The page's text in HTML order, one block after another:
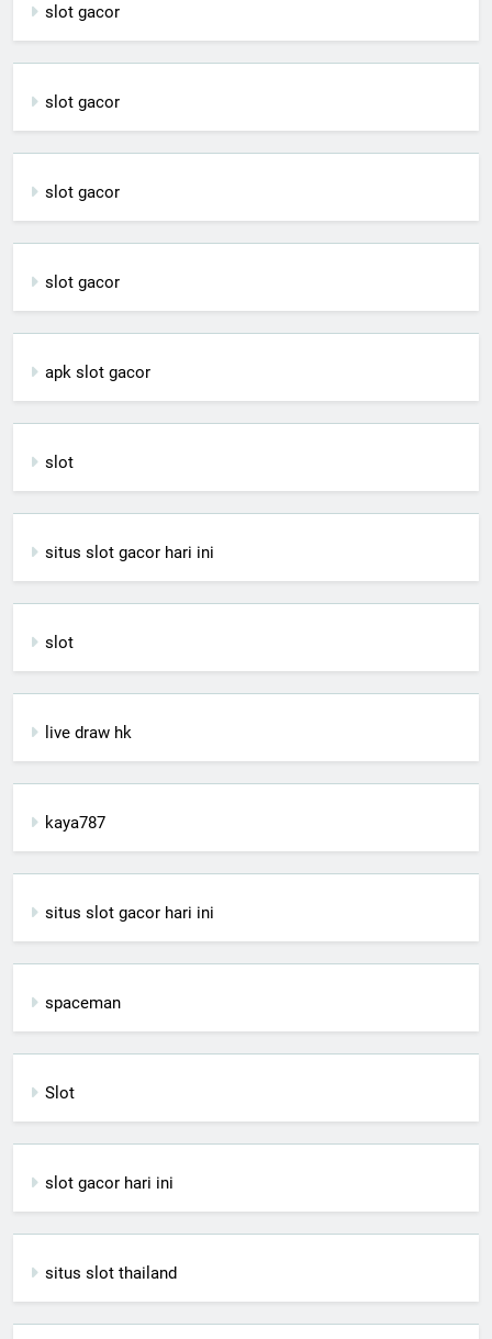
slot gacor
slot gacor
slot gacor
slot gacor
apk slot gacor
slot
situs slot gacor hari ini
slot
live draw hk
kaya787
situs slot gacor hari ini
spaceman
Slot
slot gacor hari ini
situs slot thailand